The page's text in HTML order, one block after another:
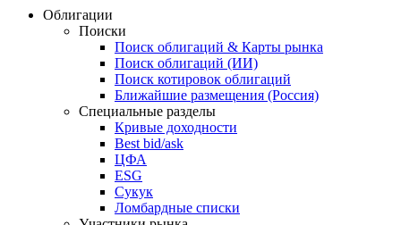
Cbonds Review
ежеквартальный аналитический журнал
Облигации
Поиски
Поиск облигаций & Карты рынка
Поиск облигаций (ИИ)
Поиск котировок облигаций
Ближайшие размещения (Россия)
Специальные разделы
Кривые доходности
Best bid/ask
ЦФА